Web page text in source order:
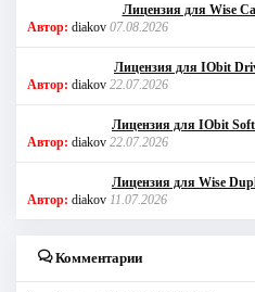
Лицензия для Wise
Автор: diakov 07.08.2026
Лицензия для IObit
Автор: diakov 22.07.2026
Лицензия для IObit
Автор: diakov 22.07.2026
Лицензия для Wise
Автор: diakov 11.07.2026
Комментарии